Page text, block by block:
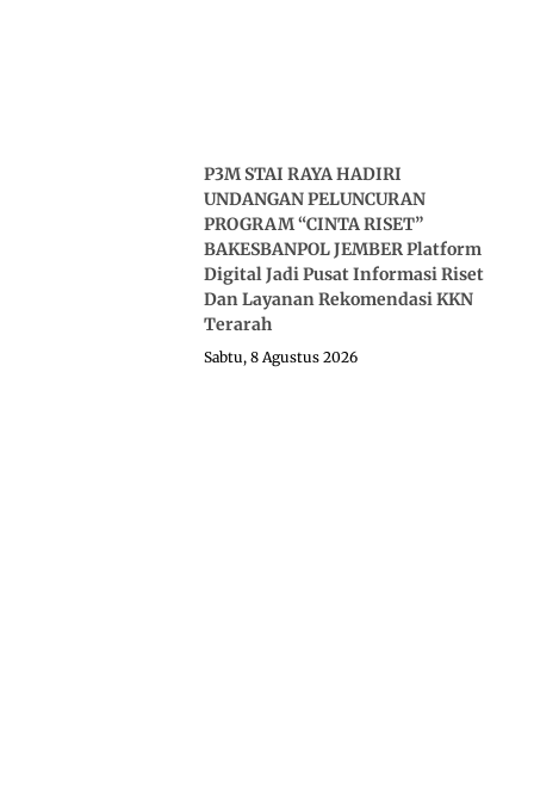
P3M STAI RAYA HADIRI
UNDANGAN PELUNCURAN
PROGRAM “CINTA RISET”
BAKESBANPOL JEMBER Platform
Digital Jadi Pusat Informasi Riset
Dan Layanan Rekomendasi KKN
Terarah
Sabtu, 8 Agustus 2026